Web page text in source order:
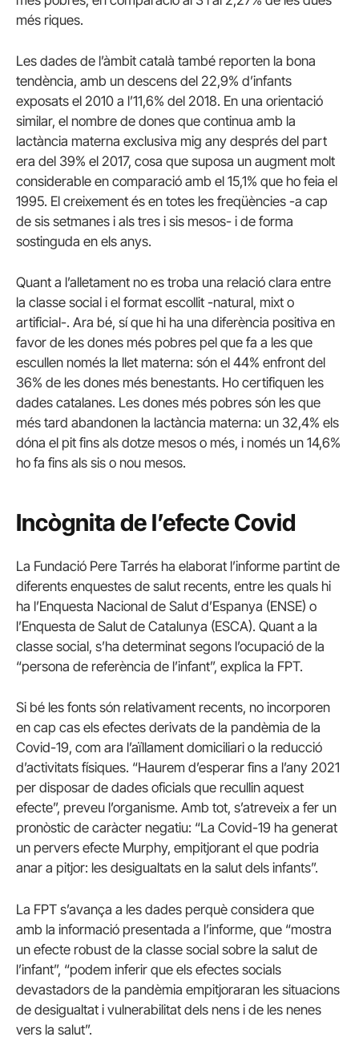
més riques.
Les dades de l’àmbit català també reporten la bona
tendència, amb un descens del 22,9% d’infants
exposats el 2010 a l’11,6% del 2018. En una orientació
similar, el nombre de dones que continua amb la
lactància materna exclusiva mig any després del part
era del 39% el 2017, cosa que suposa un augment molt
considerable en comparació amb el 15,1% que ho feia el
1995. El creixement és en totes les freqüències -a cap
de sis setmanes i als tres i sis mesos- i de forma
sostinguda en els anys.
Quant a l’alletament no es troba una relació clara entre
la classe social i el format escollit -natural, mixt o
artificial-. Ara bé, sí que hi ha una diferència positiva en
favor de les dones més pobres pel que fa a les que
escullen només la llet materna: són el 44% enfront del
36% de les dones més benestants. Ho certifiquen les
dades catalanes. Les dones més pobres són les que
més tard abandonen la lactància materna: un 32,4% els
dóna el pit fins als dotze mesos o més, i només un 14,6%
ho fa fins als sis o nou mesos.
Incògnita de l’efecte Covid
La Fundació Pere Tarrés ha elaborat l’informe partint de
diferents enquestes de salut recents, entre les quals hi
ha l’Enquesta Nacional de Salut d’Espanya (ENSE) o
l’Enquesta de Salut de Catalunya (ESCA). Quant a la
classe social, s’ha determinat segons l’ocupació de la
“persona de referència de l’infant”, explica la FPT.
Si bé les fonts són relativament recents, no incorporen
en cap cas els efectes derivats de la pandèmia de la
Covid-19, com ara l’aïllament domiciliari o la reducció
d’activitats físiques. “Haurem d’esperar fins a l’any 2021
per disposar de dades oficials que recullin aquest
efecte”, preveu l’organisme. Amb tot, s’atreveix a fer un
pronòstic de caràcter negatiu: “La Covid-19 ha generat
un pervers efecte Murphy, empitjorant el que podria
anar a pitjor: les desigualtats en la salut dels infants”.
La FPT s’avança a les dades perquè considera que
amb la informació presentada a l’informe, que “mostra
un efecte robust de la classe social sobre la salut de
l’infant”, “podem inferir que els efectes socials
devastadors de la pandèmia empitjoraran les situacions
de desigualtat i vulnerabilitat dels nens i de les nenes
vers la salut”.